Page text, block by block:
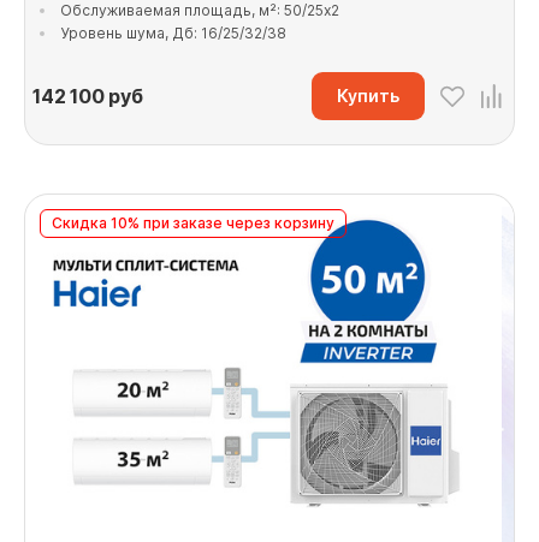
Обслуживаемая площадь, м²: 50/25x2
Уровень шума, Дб: 16/25/32/38
142 100руб Купить
Скидка 10% при заказе через корзину